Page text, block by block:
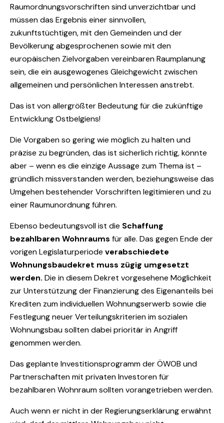
Raumordnungsvorschriften sind unverzichtbar und
müssen das Ergebnis einer sinnvollen,
zukunftstüchtigen, mit den Gemeinden und der
Bevölkerung abgesprochenen sowie mit den
europäischen Zielvorgaben vereinbaren Raumplanung
sein, die ein ausgewogenes Gleichgewicht zwischen
allgemeinen und persönlichen Interessen anstrebt.
Das ist von allergrößter Bedeutung für die zukünftige
Entwicklung Ostbelgiens!
Die Vorgaben so gering wie möglich zu halten und
präzise zu begründen, das ist sicherlich richtig, könnte
aber – wenn es die einzige Aussage zum Thema ist –
gründlich missverstanden werden, beziehungsweise das
Umgehen bestehender Vorschriften legitimieren und zu
einer Raumunordnung führen.
Ebenso bedeutungsvoll ist die Schaffung
bezahlbaren Wohnraums für alle. Das gegen Ende der
vorigen Legislaturperiode verabschiedete
Wohnungsbaudekret muss zügig umgesetzt
werden. Die in diesem Dekret vorgesehene Möglichkeit
zur Unterstützung der Finanzierung des Eigenanteils bei
Krediten zum individuellen Wohnungserwerb sowie die
Festlegung neuer Verteilungskriterien im sozialen
Wohnungsbau sollten dabei prioritär in Angriff
genommen werden.
Das geplante Investitionsprogramm der ÖWOB und
Partnerschaften mit privaten Investoren für
bezahlbaren Wohnraum sollten vorangetrieben werden.
Auch wenn er nicht in der Regierungserklärung erwähnt